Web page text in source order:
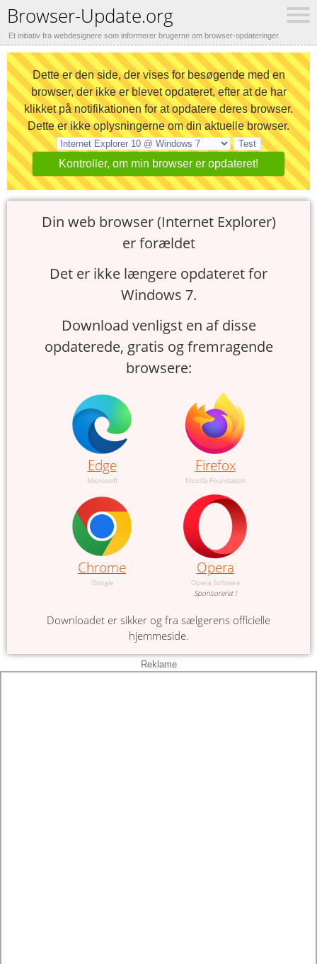
Browser-Update.org
Et initiativ fra webdesignere som informerer brugerne om browser-opdateringer
Dette er den side, der vises for besøgende med en
browser, der ikke er blevet opdateret, efter at de har
klikket på notifikationen for at opdatere deres browser.
Dette er ikke oplysningerne om din aktuelle browser.
Kontroller, om min browser er opdateret!
Din web browser (Internet Explorer)
er forældet
Det er ikke længere opdateret for
Windows 7.
Download venligst en af disse
opdaterede, gratis og fremragende
browsere:
Edge
Microsoft
Firefox
Mozilla Foundation
Chrome
Google
Opera
Opera Software
Sponsoreret !
Downloadet er sikker og fra sælgerens officielle
hjemmeside.
Reklame